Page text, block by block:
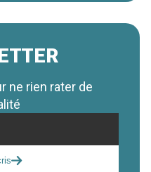
ne rien rater de